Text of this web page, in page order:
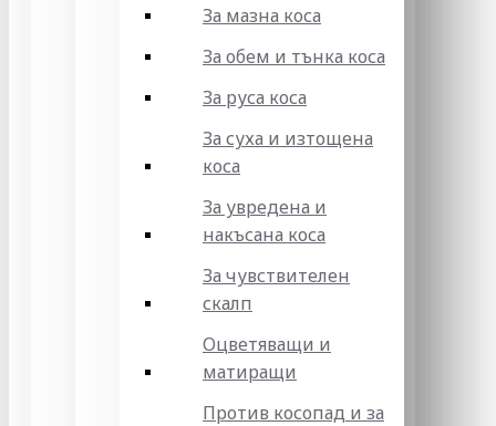
За мазна коса
За обем и тънка коса
За руса коса
За суха и изтощена
коса
За увредена и
накъсана коса
За чувствителен
скалп
Оцветяващи и
матиращи
Против косопад и за